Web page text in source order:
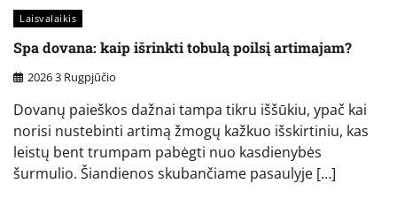
Laisvalaikis
Spa dovana: kaip išrinkti tobulą poilsį artimajam?
2026 3 Rugpjūčio
Dovanų paieškos dažnai tampa tikru iššūkiu, ypač kai
norisi nustebinti artimą žmogų kažkuo išskirtiniu, kas
leistų bent trumpam pabėgti nuo kasdienybės
šurmulio. Šiandienos skubančiame pasaulyje […]